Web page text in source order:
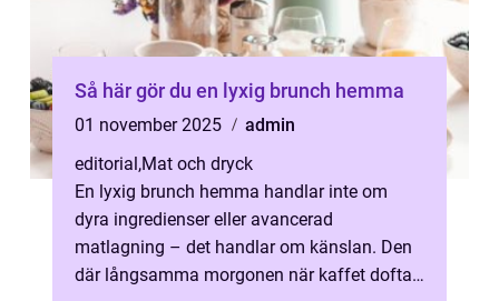
Så här gör du en lyxig brunch hemma
01 november 2025
admin
editorial,Mat och dryck
En lyxig brunch hemma handlar inte om
dyra ingredienser eller avancerad
matlagning – det handlar om känslan. Den
där långsamma morgonen när kaffet doftar